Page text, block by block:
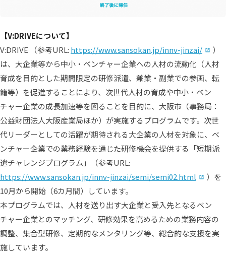
【V:DRIVEについて】
V:DRIVE （参考URL: https://www.sansokan.jp/innv-jinzai/ （
）
は、大企業等から中小・ベンチャー企業への人材の流動化（人材
育成を目的とした期間限定の研修派遣、兼業・副業での参画、転
籍等）を促進することにより、次世代人材の育成や中小・ベン
チャー企業の成長加速等を図ることを目的に、大阪市（事務局：
公益財団法人大阪産業局ほか）が実施するプログラムです。次世
代リーダーとしての活躍が期待される大企業の人材を対象に、ベ
ンチャー企業での業務経験を通じた研修機会を提供する「短期派
遣チャレンジプログラム」（参考URL:
https://www.sansokan.jp/innv-jinzai/semi/semi02.html
（別
）を
10月から開始（6カ月間）しています。
本プログラムでは、人材を送り出す大企業と受入先となるベン
チャー企業とのマッチング、研修効果を高めるための業務内容の
調整、集合型研修、定期的なメンタリング等、総合的な支援を実
施しています。